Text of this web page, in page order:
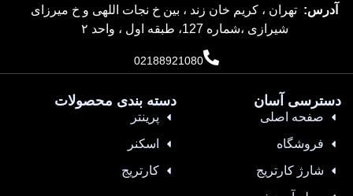
آدرس: تهران ، کریم خان زند ، بین خ نجات اللهی و خ میرزای
شیرازی ،شماره 127، طبقه اول ، واحد ۲
02188921080
دسترسی آسان
صفحه اصلی
فروشگاه
شارژ کارتریج
دسته بندی محصولات
پرینتر
اسکنر
کارتریج